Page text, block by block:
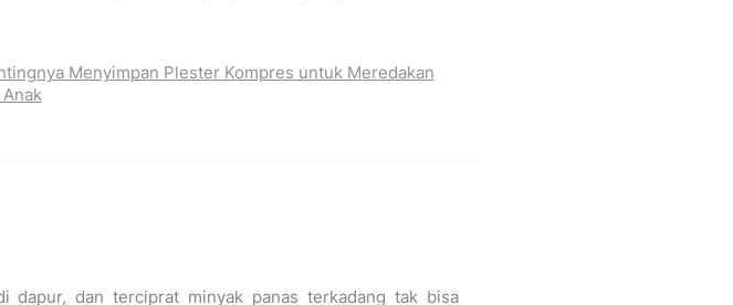
Menyimpan Plester Kompres untuk Meredakan
dapur, dan terciprat minyak panas terkadang tak bisa